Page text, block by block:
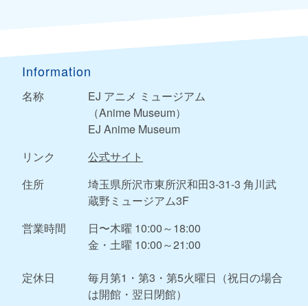
Information
名称
EJ アニメ ミュージアム
（Anime Museum）
EJ Anime Museum
リンク
公式サイト
住所
埼玉県所沢市東所沢和田3-31-3 角川武
蔵野ミュージアム3F
営業時間
日〜木曜 10:00～18:00
金・土曜 10:00～21:00
定休日
毎月第1・第3・第5火曜日（祝日の場合
は開館・翌日閉館）